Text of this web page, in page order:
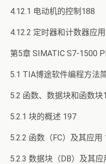
4.12.1 电动机的控制188
4.12.2 定时器和计数器应
第5章 SIMATIC S7-1500
5.1 TIA博途软件编程方法
5.2 函数、数据块和函数块
5.2.1 块的概述 197
5.2.2 函数（FC）及其应用
5.2.3 数据块（DB）及其应